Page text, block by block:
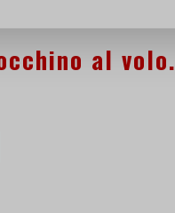
al volo.